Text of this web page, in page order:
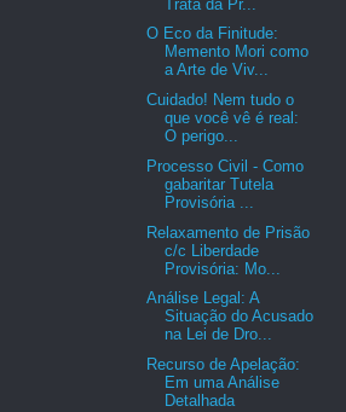
Trata da Pr...
O Eco da Finitude:
Memento Mori como
a Arte de Viv...
Cuidado! Nem tudo o
que você vê é real:
O perigo...
Processo Civil - Como
gabaritar Tutela
Provisória ...
Relaxamento de Prisão
c/c Liberdade
Provisória: Mo...
Análise Legal: A
Situação do Acusado
na Lei de Dro...
Recurso de Apelação:
Em uma Análise
Detalhada